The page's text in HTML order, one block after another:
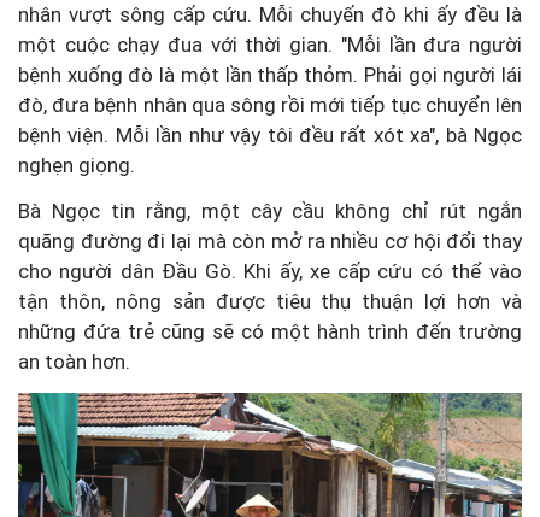
nhân vượt sông cấp cứu. Mỗi chuyến đò khi ấy đều là
một cuộc chạy đua với thời gian. "Mỗi lần đưa người
bệnh xuống đò là một lần thấp thỏm. Phải gọi người lái
đò, đưa bệnh nhân qua sông rồi mới tiếp tục chuyển lên
bệnh viện. Mỗi lần như vậy tôi đều rất xót xa", bà Ngọc
nghẹn giọng.
Bà Ngọc tin rằng, một cây cầu không chỉ rút ngắn
quãng đường đi lại mà còn mở ra nhiều cơ hội đổi thay
cho người dân Đầu Gò. Khi ấy, xe cấp cứu có thể vào
tận thôn, nông sản được tiêu thụ thuận lợi hơn và
những đứa trẻ cũng sẽ có một hành trình đến trường
an toàn hơn.